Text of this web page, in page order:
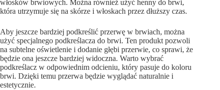
włosków brwiowych. Można również użyć henny do brwi,
która utrzymuje się na skórze i włoskach przez dłuższy czas.
Aby jeszcze bardziej podkreślić przerwę w brwiach, można
użyć specjalnego podkreślacza do brwi. Ten produkt pozwoli
na subtelne oświetlenie i dodanie głębi przerwie, co sprawi, że
będzie ona jeszcze bardziej widoczna. Warto wybrać
podkreślacz w odpowiednim odcieniu, który pasuje do koloru
brwi. Dzięki temu przerwa będzie wyglądać naturalnie i
estetycznie.